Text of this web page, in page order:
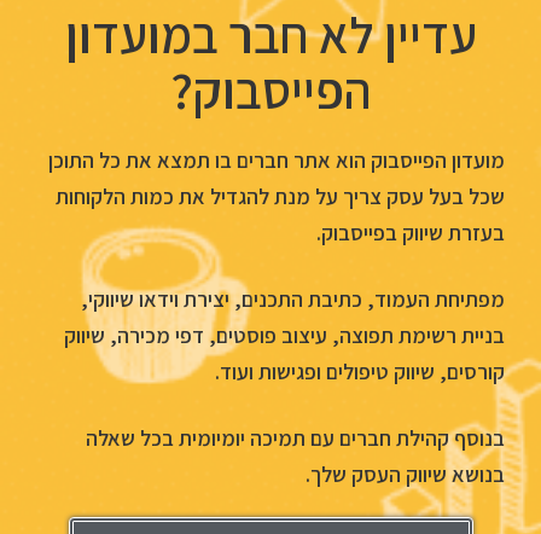
עדיין לא חבר במועדון
הפייסבוק?
מועדון הפייסבוק הוא אתר חברים בו תמצא את כל התוכן
שכל בעל עסק צריך על מנת להגדיל את כמות הלקוחות
בעזרת שיווק בפייסבוק.
מפתיחת העמוד, כתיבת התכנים, יצירת וידאו שיווקי,
בניית רשימת תפוצה, עיצוב פוסטים, דפי מכירה, שיווק
קורסים, שיווק טיפולים ופגישות ועוד.
בנוסף קהילת חברים עם תמיכה יומיומית בכל שאלה
בנושא שיווק העסק שלך.